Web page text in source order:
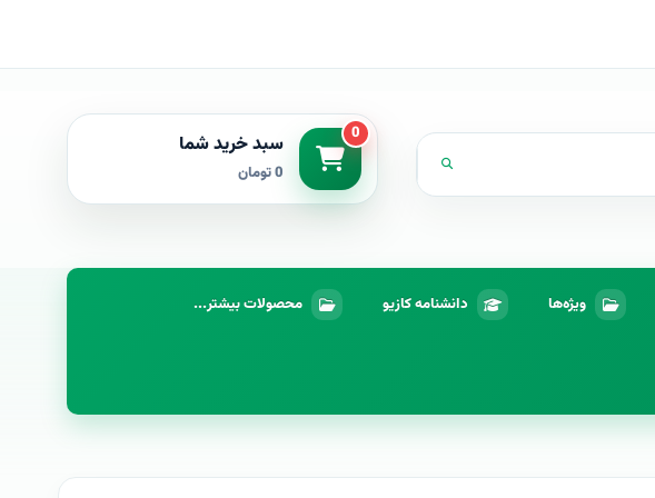
0 سبد خرید شما
0 تومان
ویژه‌ها دانشنامه کازیو محصولات بیشتر...